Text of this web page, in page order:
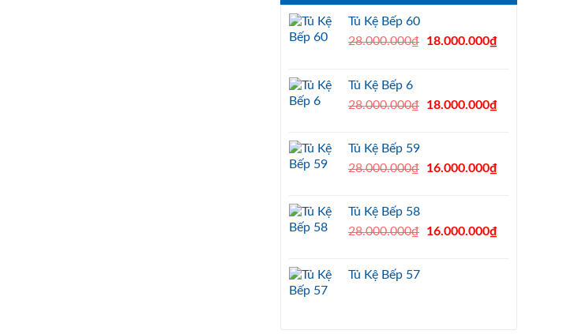
Tủ Kệ Bếp 60
28.000.000₫
Original
18.000.000₫Current
Tủ Kệ Bếp 6
28.000.000₫
Original
18.000.000₫Current
Tủ Kệ Bếp 59
28.000.000₫
Original
16.000.000₫Current
Tủ Kệ Bếp 58
28.000.000₫
Original
16.000.000₫Current
Tủ Kệ Bếp 57